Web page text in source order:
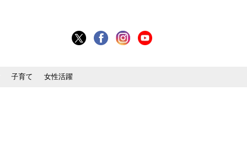
子育て 女性活躍